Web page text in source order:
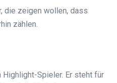
die zeigen wollen, dass
zählen.
Spieler. Er steht für